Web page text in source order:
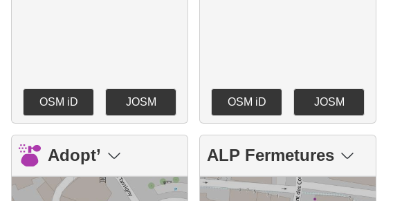
OSM iD JOSM OSM iD JOSM
Adopt’ ALP Fermetures